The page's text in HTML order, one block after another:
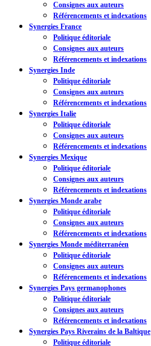
Consignes aux auteurs
Référencements et indexations
Synergies France
Politique éditoriale
Consignes aux auteurs
Référencements et indexations
Synergies Inde
Politique éditoriale
Consignes aux auteurs
Référencements et indexations
Synergies Italie
Politique éditoriale
Consignes aux auteurs
Référencements et indexations
Synergies Mexique
Politique éditoriale
Consignes aux auteurs
Référencements et indexations
Synergies Monde arabe
Politique éditoriale
Consignes aux auteurs
Référencements et indexations
Synergies Monde méditerranéen
Politique éditoriale
Consignes aux auteurs
Référencements et indexations
Synergies Pays germanophones
Politique éditoriale
Consignes aux auteurs
Référencements et indexations
Synergies Pays Riverains de la Baltique
Politique éditoriale